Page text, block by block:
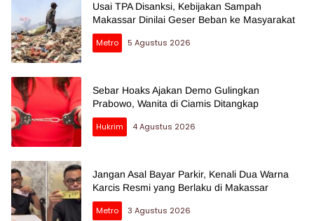
Usai TPA Disanksi, Kebijakan Sampah
Makassar Dinilai Geser Beban ke Masyarakat
Metro 5 Agustus 2026
Sebar Hoaks Ajakan Demo Gulingkan
Prabowo, Wanita di Ciamis Ditangkap
Hukrim 4 Agustus 2026
Jangan Asal Bayar Parkir, Kenali Dua Warna
Karcis Resmi yang Berlaku di Makassar
Metro 3 Agustus 2026